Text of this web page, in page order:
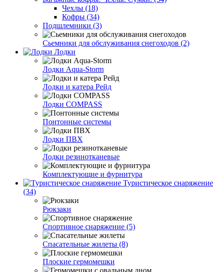
Чехлы (18)
Кофры (34)
Подшлемники (3)
Сьемники для обслуживания снегоходов (2)
Лодки
Лодки Aqua-Storm
Лодки и катера Рейд
Лодки COMPASS
Понтонные системы
Лодки ПВХ
Лодки резинотканевые
Комплектующие и фурнитура
Туристическое снаряжение
(34)
Рюкзаки
Спортивное снаряжение (5)
Спасательные жилеты (8)
Плоские гермомешки